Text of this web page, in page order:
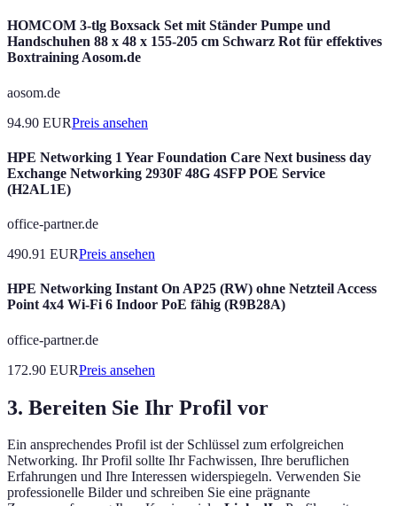
HOMCOM 3-tlg Boxsack Set mit Ständer Pumpe und
Handschuhen 88 x 48 x 155-205 cm Schwarz Rot für effektives
Boxtraining Aosom.de
aosom.de
94.90 EURPreis ansehen
HPE Networking 1 Year Foundation Care Next business day
Exchange Networking 2930F 48G 4SFP POE Service
(H2AL1E)
office-partner.de
490.91 EURPreis ansehen
HPE Networking Instant On AP25 (RW) ohne Netzteil Access
Point 4x4 Wi-Fi 6 Indoor PoE fähig (R9B28A)
office-partner.de
172.90 EURPreis ansehen
3. Bereiten Sie Ihr Profil vor
Ein ansprechendes Profil ist der Schlüssel zum erfolgreichen
Networking. Ihr Profil sollte Ihr Fachwissen, Ihre beruflichen
Erfahrungen und Ihre Interessen widerspiegeln. Verwenden Sie
professionelle Bilder und schreiben Sie eine prägnante